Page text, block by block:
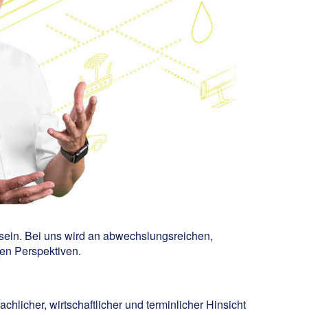
Bei uns wird an abwechslungsreichen,
Perspektiven.
wirtschaftlicher und terminlicher Hinsicht